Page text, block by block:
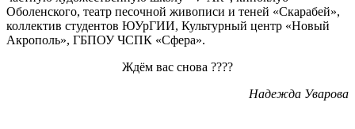
Оболенского, театр песочной живописи и теней «Скарабей»,
коллектив студентов ЮУрГИИ, Культурный центр «Новый
Акрополь», ГБПОУ ЧСПК «Сфера».
Ждём вас снова ????
Надежда Уварова